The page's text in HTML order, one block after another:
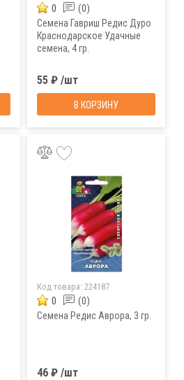
0 (0)
Семена Гавриш Редис Дуро
Краснодарское Удачные
семена, 4 гр.
55 ₽ /шт
В КОРЗИНУ
Код товара: 224187
0 (0)
Семена Редис Аврора, 3 гр.
46 ₽ /шт